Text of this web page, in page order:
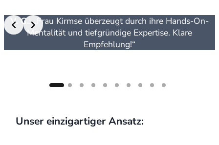
V. G. : „Frau Kirmse überzeugt durch ihre Hands-On-
Mentalität und tiefgründige Expertise. Klare
Empfehlung!“
Unser einzigartiger Ansatz: